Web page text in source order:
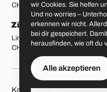
CH-3011 Bern
Zürich
Limmatstrasse 183
CH-8005 Zürich
KontaktJobsPress
wir Cookies. Sie helfen
Und no worries –
erkennen wir nicht.
bei dir gespeichert.
herausfinden, wie oft du
Alle akzeptieren